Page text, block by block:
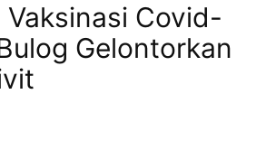
Vaksinasi Covid-
Gelontorkan